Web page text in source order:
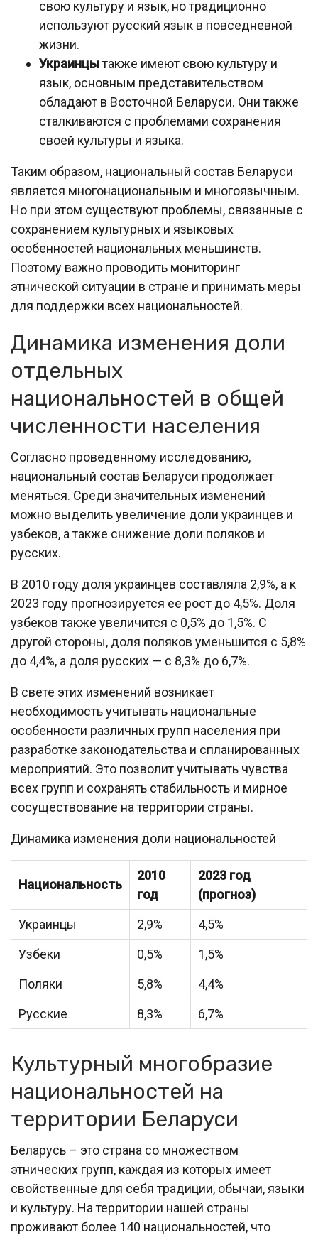
свою культуру и язык, но традиционно
используют русский язык в повседневной
жизни.
Украинцытакже имеют свою культуру и
язык, основным представительством
обладают в Восточной Беларуси. Они также
сталкиваются с проблемами сохранения
своей культуры и языка.
Таким образом, национальный состав Беларуси
является многонациональным и многоязычным.
Но при этом существуют проблемы, связанные с
сохранением культурных и языковых
особенностей национальных меньшинств.
Поэтому важно проводить мониторинг
этнической ситуации в стране и принимать меры
для поддержки всех национальностей.
Динамика изменения доли
отдельных
национальностей в общей
численности населения
Согласно проведенному исследованию,
национальный состав Беларуси продолжает
меняться. Среди значительных изменений
можно выделить увеличение доли украинцев и
узбеков, а также снижение доли поляков и
русских.
В 2010 году доля украинцев составляла 2,9%, а к
2023 году прогнозируется ее рост до 4,5%. Доля
узбеков также увеличится с 0,5% до 1,5%. С
другой стороны, доля поляков уменьшится с 5,8%
до 4,4%, а доля русских — с 8,3% до 6,7%.
В свете этих изменений возникает
необходимость учитывать национальные
особенности различных групп населения при
разработке законодательства и спланированных
мероприятий. Это позволит учитывать чувства
всех групп и сохранять стабильность и мирное
сосуществование на территории страны.
Динамика изменения доли национальностей
Национальность
2010
год
2023 год
(прогноз)
Украинцы
2,9%
4,5%
Узбеки
0,5%
1,5%
Поляки
5,8%
4,4%
Русские
8,3% 6,7%
Культурный многобразие
национальностей на
территории Беларуси
Беларусь – это страна со множеством
этнических групп, каждая из которых имеет
свойственные для себя традиции, обычаи, языки
и культуру. На территории нашей страны
проживают более 140 национальностей, что